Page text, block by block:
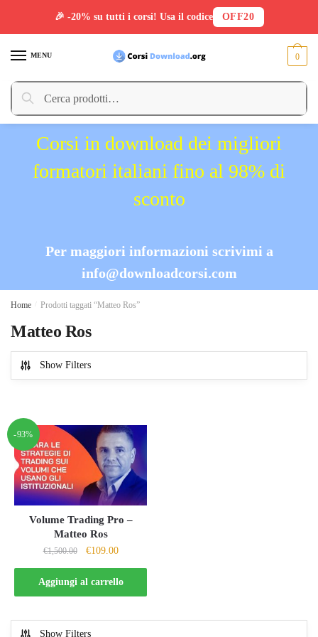
MENU
Cerca:
Cerca
0
Corsi in download dei migliori
formatori italiani fino al 98% di
sconto
Per maggiori informazioni scrivimi a
info@downloadcorsi.com
Home Prodotti taggati “Matteo Ros”
Matteo Ros
Show Filters
-93%
Volume Trading Pro –
Matteo Ros
€1,500.00
Il
prezzo
originale
era:
€109.00Il
prezzo
attuale
è:
Aggiungi al carrello
Show Filters
🎉 -20% su tutti i corsi! Usa il codice OFF20